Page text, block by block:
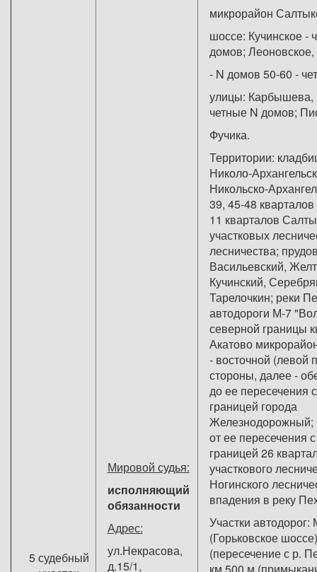
5 судебный
Мировой судья:
исполняющий
обязанности
Адрес:
ул.Некрасова,
д.15/1,
микрорайон
шоссе: Кучинское -
домов; Леоновское,
- N домов 50-60 -
улицы: Карбышева,
четные N домов;
Фучика.
Территории:
Николо-
Никольско-
39, 45-48 кварталов
11 кварталов
участковых
лесничества;
Васильевский,
Кучинский,
Тарелочкин; реки
автодороги М-7
северной границы
Акатово
- восточной (левой
стороны, далее -
до ее пересечения
границей города
Железнодорожный;
от ее пересечения
границей 26
участкового
Ногинского
впадения в реку
Участки
(Горьковское
(пересечение с р.